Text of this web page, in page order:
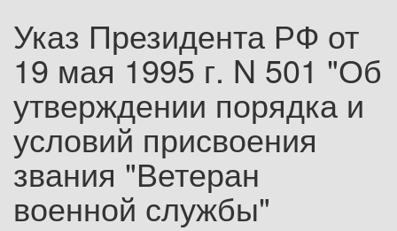
Указ Президента РФ от
19 мая 1995 г. N 501 "Об
утверждении порядка и
условий присвоения
звания "Ветеран
военной службы"